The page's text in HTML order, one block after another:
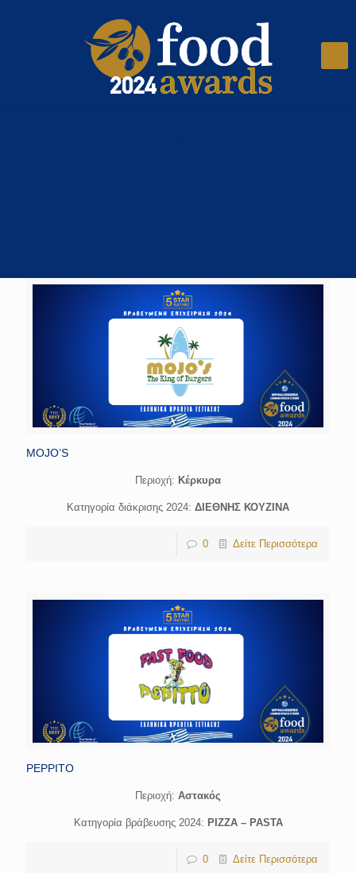
MOJO’S
Περιοχή: Κέρκυρα
Κατηγορία διάκρισης 2024: ΔΙΕΘΝΗΣ ΚΟΥΖΙΝΑ
0 Δείτε Περισσότερα
PEPPITO
Περιοχή: Αστακός
Κατηγορία βράβευσης 2024: PIZZA – PASTA
0 Δείτε Περισσότερα